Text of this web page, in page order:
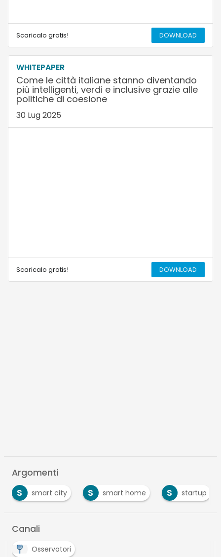
Scaricalo gratis! DOWNLOAD
WHITEPAPER
Come le città italiane stanno diventando
più intelligenti, verdi e inclusive grazie alle
politiche di coesione
30 Lug 2025
Scaricalo gratis! DOWNLOAD
Argomenti
S
smart city S smart home S startup
Canali
Osservatori